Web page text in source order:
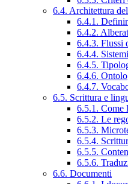
6.4. Architettura
6.4.1.
6.4.2.
6.4.3. Flussi
6.4.4.
6.4.5.
6.4.6.
6.4.7.
6.5. Scrittura e
6.5.1. Come
6.5.2. Le
6.5.3.
6.5.4.
6.5.5.
6.5.6.
6.6. Documenti